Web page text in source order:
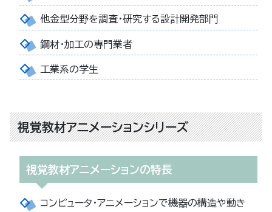
他金型分野を調査・研究する設計開発部門
鋼材・加工の専門業者
工業系の学生
視覚教材アニメーションシリーズ
視覚教材アニメーションの特長
コンピュータ・アニメーションで機器の構造や動き